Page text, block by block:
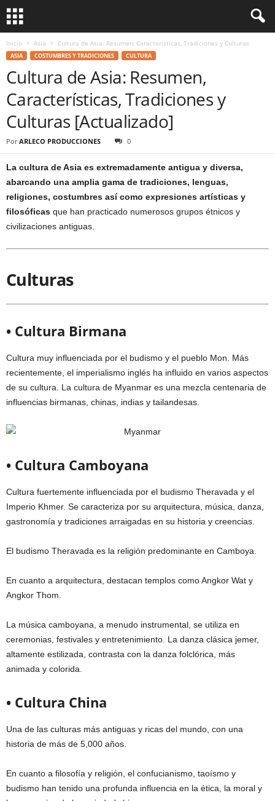
Inicio Asia Cultura de Asia: Resumen, Características, Tradiciones y Culturas
ASIA COSTUMBRES Y TRADICIONES CULTURA
Cultura de Asia: Resumen,
Características, Tradiciones y
Culturas [Actualizado]
Por ARLECO PRODUCCIONES 0
La cultura de Asia es extremadamente antigua y diversa,
abarcando una amplia gama de tradiciones, lenguas,
religiones, costumbres así como expresiones artísticas y
filosóficas que han practicado numerosos grupos étnicos y
civilizaciones antiguas.
Culturas
• Cultura Birmana
Cultura muy influenciada por el budismo y el pueblo Mon. Más
recientemente, el imperialismo inglés ha influido en varios aspectos
de su cultura. La cultura de Myanmar es una mezcla centenaria de
influencias birmanas, chinas, indias y tailandesas.
• Cultura Camboyana
Cultura fuertemente influenciada por el budismo Theravada y el
Imperio Khmer. Se caracteriza por su arquitectura, música, danza,
gastronomía y tradiciones arraigadas en su historia y creencias.
El budismo Theravada es la religión predominante en Camboya.
En cuanto a arquitectura, destacan templos como Angkor Wat y
Angkor Thom.
La música camboyana, a menudo instrumental, se utiliza en
ceremonias, festivales y entretenimiento. La danza clásica jemer,
altamente estilizada, contrasta con la danza folclórica, más
animada y colorida.
• Cultura China
Una de las culturas más antiguas y ricas del mundo, con una
historia de más de 5,000 años.
En cuanto a filosofía y religión, el confucianismo, taoísmo y
budismo han tenido una profunda influencia en la ética, la moral y